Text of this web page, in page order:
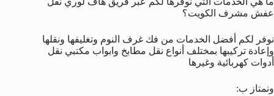
عفش مشرف الكويت؟
نوفر لكم أفضل الخدمات من فك غرف النوم وتغليفها ونقلها
وإعادة تركيبها بمختلف أنواع نقل مطابخ وابواب مكتبي نقل
أدوات كهربائية وغيرها
ونمتاز ب: